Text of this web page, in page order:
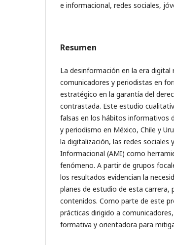
e informacional, redes sociales,
Resumen
La desinformación en la era
comunicadores y periodistas en
estratégico en la garantía del
contrastada. Este estudio
falsas en los hábitos informativos
y periodismo en México, Chile y
la digitalización, las redes sociales
Informacional (AMI) como
fenómeno. A partir de grupos
los resultados evidencian la
planes de estudio de esta
contenidos. Como parte de este
prácticas dirigido a
formativa y orientadora para